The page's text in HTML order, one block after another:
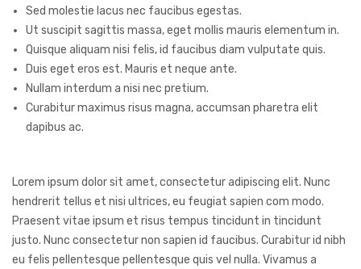
Sed molestie lacus nec faucibus egestas.
Ut suscipit sagittis massa, eget mollis mauris elementum in.
Quisque aliquam nisi felis, id faucibus diam vulputate quis.
Duis eget eros est. Mauris et neque ante.
Nullam interdum a nisi nec pretium.
Curabitur maximus risus magna, accumsan pharetra elit
dapibus ac.
Lorem ipsum dolor sit amet, consectetur adipiscing elit. Nunc
hendrerit tellus et nisi ultrices, eu feugiat sapien com modo.
Praesent vitae ipsum et risus tempus tincidunt in tincidunt
justo. Nunc consectetur non sapien id faucibus. Curabitur id nibh
eu felis pellentesque pellentesque quis vel nulla. Vivamus a